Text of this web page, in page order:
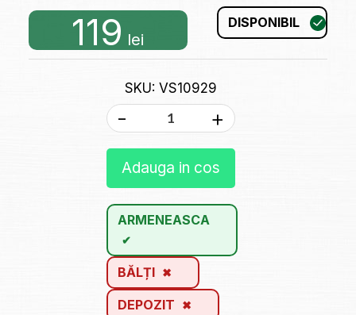
119 lei
DISPONIBIL
SKU: VS10929
- +
Adauga in cos
ARMENEASCA
BĂLȚI
DEPOZIT